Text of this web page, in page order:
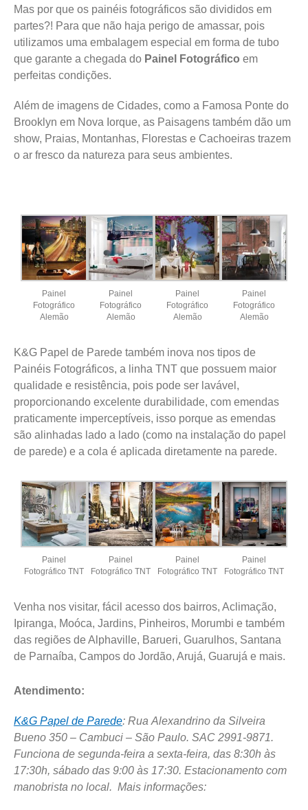
Mas por que os painéis fotográficos são divididos em
partes?! Para que não haja perigo de amassar, pois
utilizamos uma embalagem especial em forma de tubo
que garante a chegada do Painel Fotográfico em
perfeitas condições.
Além de imagens de Cidades, como a Famosa Ponte do
Brooklyn em Nova Iorque, as Paisagens também dão um
show, Praias, Montanhas, Florestas e Cachoeiras trazem
o ar fresco da natureza para seus ambientes.
Painel
Fotográfico
Alemão
Painel
Fotográfico
Alemão
Painel
Fotográfico
Alemão
Painel
Fotográfico
Alemão
K&G Papel de Parede também inova nos tipos de
Painéis Fotográficos, a linha TNT que possuem maior
qualidade e resistência, pois pode ser lavável,
proporcionando excelente durabilidade, com emendas
praticamente imperceptíveis, isso porque as emendas
são alinhadas lado a lado (como na instalação do papel
de parede) e a cola é aplicada diretamente na parede.
Painel
Fotográfico TNT
Painel
Fotográfico TNT
Painel
Fotográfico TNT
Painel
Fotográfico TNT
Venha nos visitar, fácil acesso dos bairros, Aclimação,
Ipiranga, Moóca, Jardins, Pinheiros, Morumbi e também
das regiões de Alphaville, Barueri, Guarulhos, Santana
de Parnaíba, Campos do Jordão, Arujá, Guarujá e mais.
Atendimento:
K&G Papel de Parede: Rua Alexandrino da Silveira
Bueno 350 – Cambuci – São Paulo. SAC 2991-9871.
Funciona de segunda-feira a sexta-feira, das 8:30h às
17:30h, sábado das 9:00 às 17:30. Estacionamento com
manobrista no local. Mais informações: